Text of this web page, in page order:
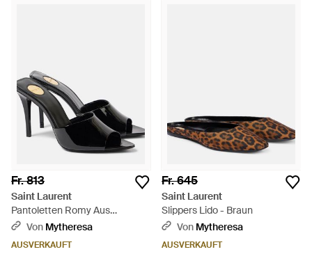
Fr. 813
Saint Laurent
Pantoletten Romy Aus
Lackleder - Schwarz
Von Mytheresa
AUSVERKAUFT
Fr. 645
Saint Laurent
Slippers Lido - Braun
Von Mytheresa
AUSVERKAUFT